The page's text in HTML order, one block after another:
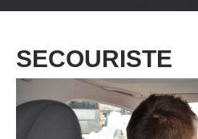
SECOURISTE